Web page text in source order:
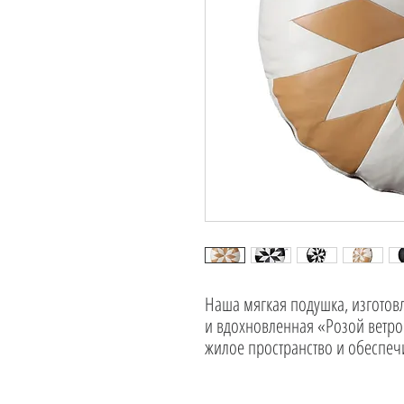
Наша мягкая подушка,
и вдохновленная «Розой
жилое пространство и